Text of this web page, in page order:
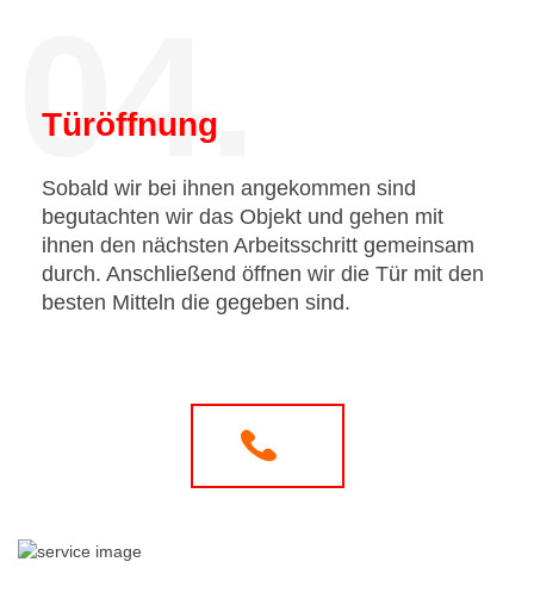
04.
Türöffnung
Sobald wir bei ihnen angekommen sind
begutachten wir das Objekt und gehen mit
ihnen den nächsten Arbeitsschritt gemeinsam
durch. Anschließend öffnen wir die Tür mit den
besten Mitteln die gegeben sind.